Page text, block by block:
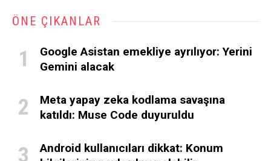
ÖNE ÇIKANLAR
Google Asistan emekliye ayrılıyor: Yerini
Gemini alacak
Meta yapay zeka kodlama savaşına
katıldı: Muse Code duyuruldu
Android kullanıcıları dikkat: Konum